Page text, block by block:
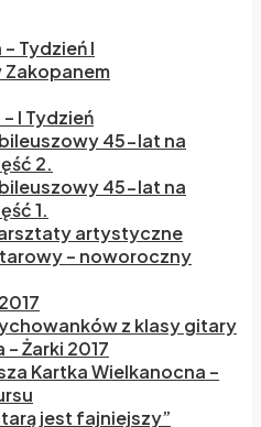
Tydzień I
Zakopanem
I Tydzień
45-lat na
2.
45-lat na
1.
artystyczne
– noworoczny
z klasy gitary
Żarki 2017
Kartka Wielkanocna –
jest fajniejszy”